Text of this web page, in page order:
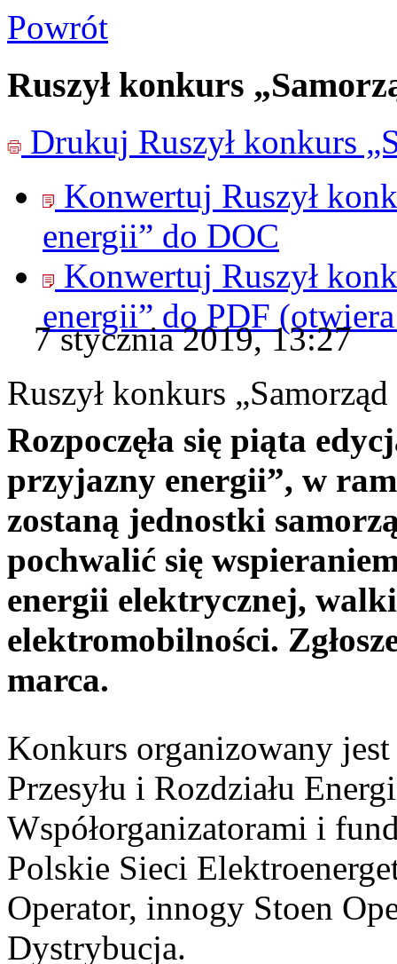
Powrót
Ruszył konkurs
Drukuj Ruszył konkurs
Konwertuj Ruszył
energii” do DOC
Konwertuj Ruszył
energii” do PDF
7 stycznia 2019, 13:27
Ruszył konkurs
Rozpoczęła się piąta
przyjazny energii”, w
zostaną jednostki
pochwalić się
energii elektrycznej,
elektromobilności.
marca.
Konkurs organizowany
Przesyłu i Rozdziału
Współorganizatorami i
Polskie Sieci
Operator, innogy Stoen
Dystrybucja.